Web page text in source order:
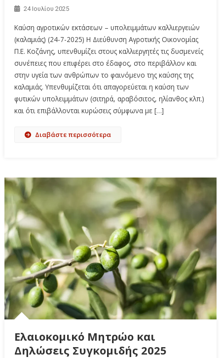
24 Ιουλίου 2025
Καύση αγροτικών εκτάσεων – υπολειμμάτων καλλιεργειών
(καλαμιάς) (24-7-2025) Η Διεύθυνση Αγροτικής Οικονομίας
Π.Ε. Κοζάνης, υπενθυμίζει στους καλλιεργητές τις δυσμενείς
συνέπειες που επιφέρει στο έδαφος, στο περιβάλλον και
στην υγεία των ανθρώπων το φαινόμενο της καύσης της
καλαμιάς. Υπενθυμίζεται ότι απαγορεύεται η καύση των
φυτικών υπολειμμάτων (σιτηρά, αραβόσιτος, ηλίανθος κλπ.)
και ότι επιβάλλονται κυρώσεις σύμφωνα με […]
Διαβάστε περισσότερα
Ελαιοκομικό Μητρώο και
Δηλώσεις Συγκομιδής 2025